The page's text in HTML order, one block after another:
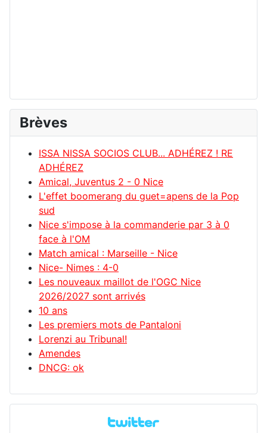
Brèves
ISSA NISSA SOCIOS CLUB... ADHÉREZ ! RE
ADHÉREZ
Amical, Juventus 2 - 0 Nice
L'effet boomerang du guet=apens de la Pop
sud
Nice s'impose à la commanderie par 3 à 0
face à l'OM
Match amical : Marseille - Nice
Nice- Nimes : 4-0
Les nouveaux maillot de l'OGC Nice
2026/2027 sont arrivés
10 ans
Les premiers mots de Pantaloni
Lorenzi au Tribunal!
Amendes
DNCG: ok